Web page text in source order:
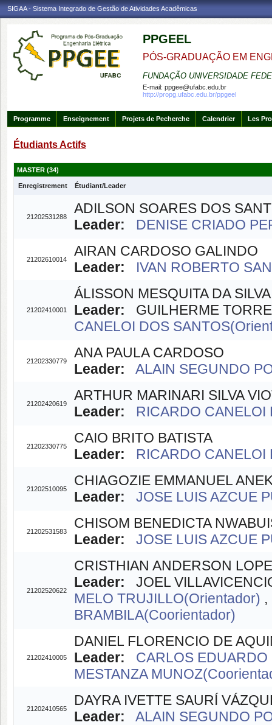
SIGAA - Sistema Integrado de Gestão de Atividades Acadêmicas
PPGEEL
PÓS-GRADUAÇÃO EM
FUNDAÇÃO UNIVERSIDADE
E-mail: ppgee@ufabc.edu.br
http://propg.ufabc.edu.br/ppgeel
Programme Enseignement Projets de Pecherche Calendrier Les
Étudiants Actifs
MASTER (34)
Enregistrement Étudiant/Leader
21202531288
ADILSON SOARES DOS
Leader:
DENISE CRIADO
21202610014
AIRAN CARDOSO GALINDO
Leader:
IVAN ROBERTO
21202410001
ÁLISSON MESQUITA DA SILVA
Leader: GUILHERME
CANELOI DOS
21202330779
ANA PAULA CARDOSO
Leader:
ALAIN SEGUNDO
21202420619
ARTHUR MARINARI SILVA
Leader:
RICARDO
21202330775
CAIO BRITO BATISTA
Leader:
RICARDO
21202510095
CHIAGOZIE EMMANUEL
Leader:
JOSE LUIS AZCUE
21202531583
CHISOM BENEDICTA
Leader:
JOSE LUIS AZCUE
21202520622
CRISTHIAN ANDERSON
Leader: JOEL
MELO TRUJILLO(Orientador)
BRAMBILA(Coorientador)
21202410005
DANIEL FLORENCIO DE
Leader:
CARLOS
MESTANZA
21202410565
DAYRA IVETTE SAURÍ
Leader:
ALAIN SEGUNDO